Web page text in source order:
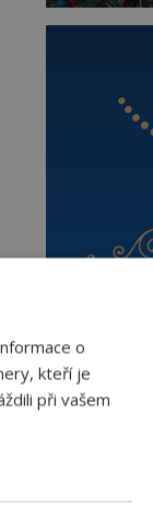
o
kteří je
při vašem